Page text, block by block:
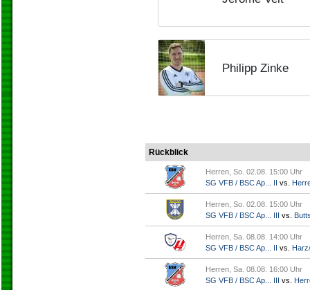
Philipp Zinke
Rückblick
Herren, So. 02.08. 15:00 Uhr
SG VFB / BSC Ap... II vs.
Herren, So. 02.08. 15:00 Uhr
SG VFB / BSC Ap... III vs.
Herren, Sa. 08.08. 14:00 Uhr
SG VFB / BSC Ap... II vs.
Herren, Sa. 08.08. 16:00 Uhr
SG VFB / BSC Ap... III vs.